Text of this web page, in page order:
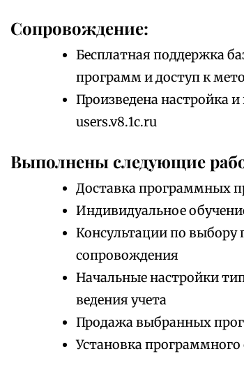
Сопровождение:
Бесплатная поддержка
программ и доступ к
Произведена настройка
users.v8.1c.ru
Выполнены следующие
Доставка программных
Индивидуальное
Консультации по выбору
сопровождения
Начальные настройки
ведения учета
Продажа выбранных
Установка